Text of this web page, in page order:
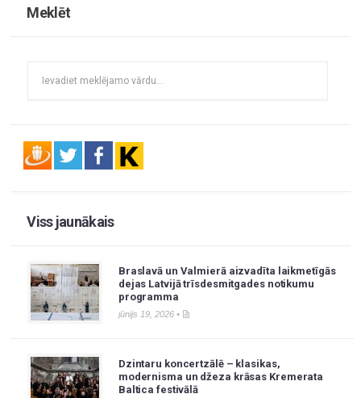
Meklēt
Viss jaunākais
Braslavā un Valmierā aizvadīta laikmetīgās
dejas Latvijā trīsdesmitgades notikumu
programma
jūnijs 19, 2026 •
Dzintaru koncertzālē – klasikas,
modernisma un džeza krāsas Kremerata
Baltica festivālā